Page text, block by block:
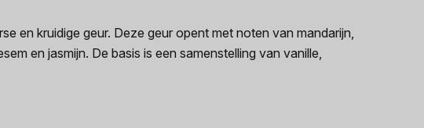
en kruidige geur. Deze geur opent met noten van mandarijn,
en jasmijn. De basis is een samenstelling van vanille,